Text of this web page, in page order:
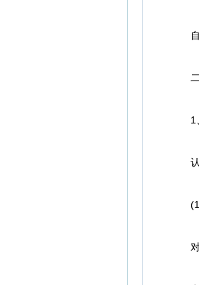
自首
二
1、
认定
(1)
对